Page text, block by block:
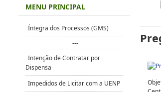
MENU PRINCIPAL
Íntegra dos Processos (GMS)
---
Intenção de Contratar por
Dispensa
Impedidos de Licitar com a UENP